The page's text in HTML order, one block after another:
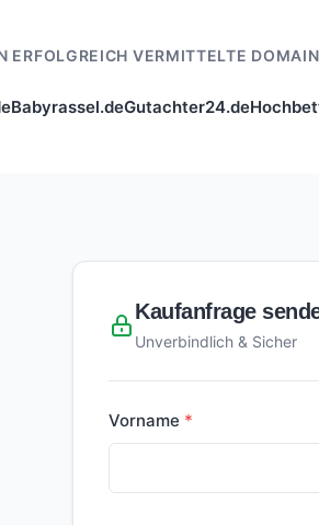
ERFOLGREICH VERMITTELTE
Babyrassel.deGutachter24.de
Kaufanfrage
Unverbindlich & Sicher
Vorname